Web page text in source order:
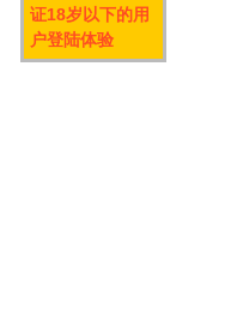
证18岁以下的用
户登陆体验